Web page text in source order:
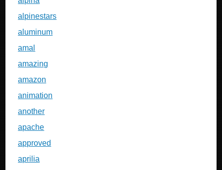
alpinestars
aluminum
amal
amazing
amazon
animation
another
apache
approved
aprilia